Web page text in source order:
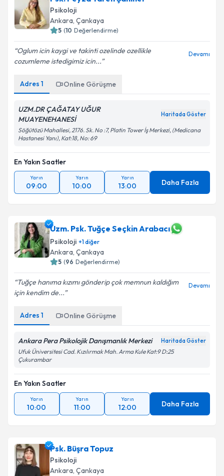
Psikoloji
Ankara, Çankaya
5 (10 Değerlendirme)
Oglum icin kaygi ve takinti ozelinde ozellikle
cozumleme istedigimiz icin...
Devamı
Adres 1 Online Görüşme
UZM.DR ÇAĞATAY UĞUR
MUAYENEHANESİ
Haritada Göster
Söğütözü Mahallesi, 2176. Sk. No :7, Platin Tower İş Merkezi, (Medicana
Hastanesi Yanı), Kat:18, No: 69
En Yakın Saatler
Yarın
09:00
Yarın
10:00
Yarın
13:00 Daha Fazla
Uzm. Psk. Tuğçe Seçkin Arabacı
Psikoloji +1diğer
Ankara, Çankaya
5 (96 Değerlendirme)
Tuğçe hanıma kızımı gönderip çok memnun kaldığım
için kendim de...
Devamı
Adres 1 Online Görüşme
Ankara Pera Psikolojik Danışmanlık Merkezi Haritada Göster
Ufuk Üniversitesi Cad. Kızılırmak Mah. Arma Kule Kat:9 D:25
Çukurambar
En Yakın Saatler
Yarın
10:00
Yarın
11:00
Yarın
12:00 Daha Fazla
Psk. Büşra Topuz
Psikoloji
Ankara, Çankaya